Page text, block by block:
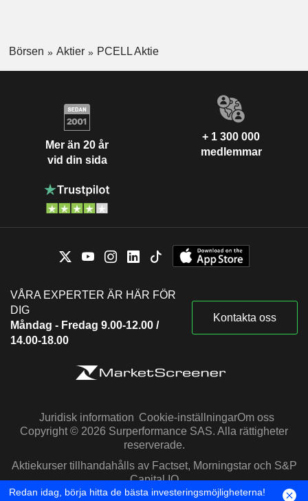
Börsen Aktier PCELL Aktie
Mer än 20 år
vid din sida
+ 1 300 000
medlemmar
VÅRA EXPERTER ÄR HÄR FÖR
DIG
Måndag - Fredag 9.00-12.00 /
14.00-18.00
Kontakta oss
Juridisk information Cookie-inställningarOm oss
Copyright © 2026 Surperformance SAS. Alla rättigheter
reserverade.
Aktiekurser tillhandahålls av Factset, Morningstar och S&P
Capital IQ
Redan idag, börja hitta de bästa investeringsmöjligheterna!